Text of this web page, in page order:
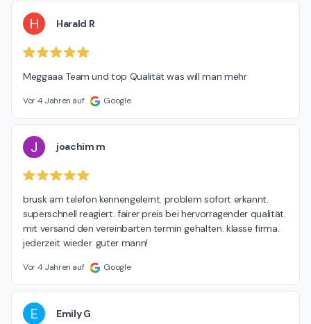
H Harald R
Meggaaa Team und top Qualität was will man mehr
Vor 4 Jahren auf Google
J joachim m
brusk am telefon kennengelernt. problem sofort erkannt.
superschnell reagiert. fairer preis bei hervorragender qualität.
mit versand den vereinbarten termin gehalten. klasse firma.
jederzeit wieder. guter mann!
Vor 4 Jahren auf Google
E Emily G